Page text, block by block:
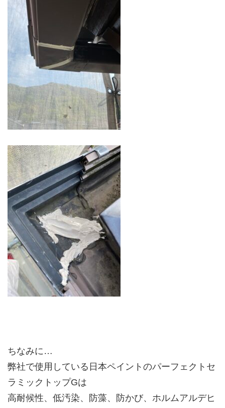
ちなみに…
弊社で使用している日本ペイントのパーフェクトセ
ラミックトップGは
高耐候性、低汚染、防藻、防かび、ホルムアルデヒ